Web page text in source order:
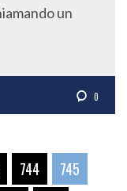
un
0
744
745